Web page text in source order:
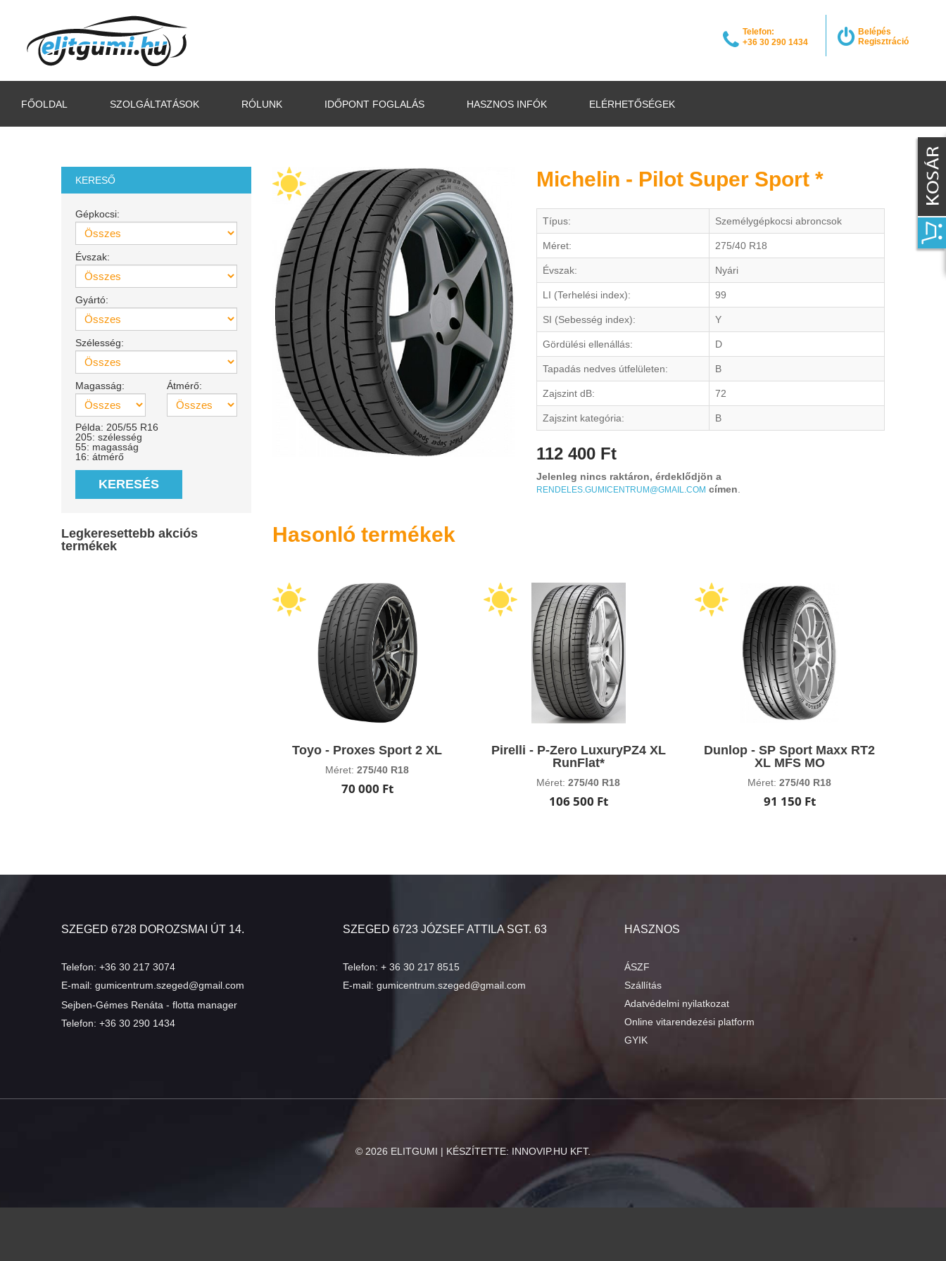
Belépés
Regisztráció
Telefon:
+36 30 290 1434
FŐOLDAL SZOLGÁLTATÁSOK RÓLUNK IDŐPONT FOGLALÁS HASZNOS INFÓK ELÉRHETŐSÉGEK
KERESŐ
Gépkocsi:
Évszak:
Gyártó:
Szélesség:
Magasság: Átmérő:
Példa: 205/55 R16
205: szélesség
55: magasság
16: átmérő
KERESÉS
Legkeresettebb akciós
termékek
Michelin - Pilot Super Sport *
Típus: Személygépkocsi abroncsok
Méret: 275/40 R18
Évszak: Nyári
LI (Terhelési index): 99
SI (Sebesség index): Y
Gördülési ellenállás: D
Tapadás nedves útfelületen: B
Zajszint dB: 72
Zajszint kategória: B
112 400 Ft
Jelenleg nincs raktáron, érdeklődjön a
RENDELES.GUMICENTRUM@GMAIL.COM címen
Hasonló termékek
Toyo - Proxes Sport 2 XL
Méret:275/40 R18
70 000 Ft
Pirelli - P-Zero LuxuryPZ4 XL
RunFlat*
Méret:275/40 R18
106 500 Ft
Dunlop - SP Sport Maxx RT2
XL MFS MO
Méret:275/40 R18
91 150 Ft
SZEGED 6728 DOROZSMAI ÚT 14.
Telefon: +36 30 217 3074
E-mail: gumicentrum.szeged@gmail.com
Sejben-Gémes Renáta - flotta manager
Telefon: +36 30 290 1434
SZEGED 6723 JÓZSEF ATTILA SGT. 63
Telefon: + 36 30 217 8515
E-mail: gumicentrum.szeged@gmail.com
HASZNOS
ÁSZF
Szállítás
Adatvédelmi nyilatkozat
Online vitarendezési platform
GYIK
© 2026 ELITGUMI | KÉSZÍTETTE: INNOVIP.HU KFT.